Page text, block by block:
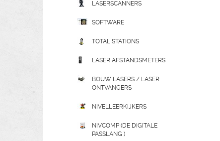
LASERSCANNERS
SOFTWARE
TOTAL STATIONS
LASER AFSTANDSMETERS
BOUW LASERS / LASER
ONTVANGERS
NIVELLEERKIJKERS
NIVCOMP (DE DIGITALE
PASSLANG )